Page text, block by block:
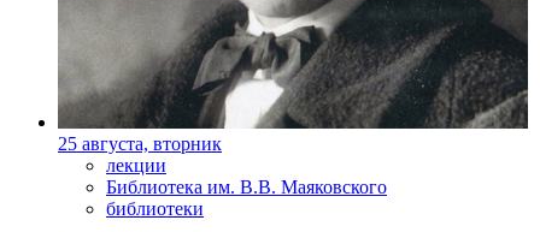
25 августа, вторник
лекции
Библиотека им. В.В. Маяковского
библиотеки